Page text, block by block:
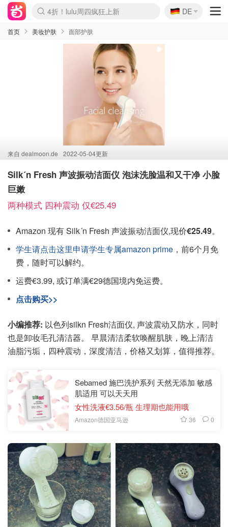
Boticinal 夏促开抢！
4折！lulu周四疯狂上新
还没结束！&OtherStories大促
Joybuy变相75折 随时失效
速领！Stanley独家85折
疑似霸哥！Camper额外叠85折
Zalando 奥莱闪促！每日更新
Moncler反季囤！5折起+叠9折
Coach Brooklyn仅€192
🇩🇪
DE
首页 美妆护肤 面部护肤
来自 dealmoon.de 2022-05-04更新
Silk´n Fresh 声波振动洁面仪 泡沫洗脸温和又干净 小脸
巨嫩
两种模式 四种震动 仅€25.49
Amazon 现有 Silk´n Fresh 声波振动洁面仪,现价€25.49。
学生请点击这里申请学生专属amazon prime ，前6个月免
费，随时可以解约。
运费€3.99, 或订单满€29德国境内免运费。
点击购买>>
小编推荐: 以色列silkn Fresh洁面仪, 声波震动又防水，同时
也是卸妆毛孔清洁器。 早晨清洁柔软唤醒肌肤，晚上清洁
油脂污垢，四种震动，深度清洁，价格又划算，值得推荐。
Sebamed 施巴洗护系列 天然无添加 敏感
肌适用 可以天天用
女性洗液€3.56/瓶 生理期也能用哦
Amazon德国亚马逊 36 0